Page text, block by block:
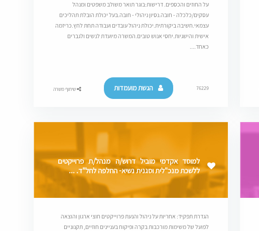
על החוזים והכספים. דרישות:בוגר תואר משולב משפטים ומנהל
עסקים/כלכלה - חובה.נסיון ניהולי - חובה.בעל יכולת הובלת תהליכים
עצמאי.חשיבה ביקורתית.יכולת ניהול עובדים ועבודה תחת לחץ.כריזמה
אישית והישגיות.יחסי אנוש טובים.המשרה מיועדת לנשים ולגברים
כאחד....
76229 הגשת מועמדות שיתוף משרה
למוסד אקדמי מוביל דרוש/ה מנהל/ת פרוייקטים
ללשכת מנכ"לית וסגנית נשיא- החלפה לחל"ד. ...
הגדרת תפקיד: אחריות על ניהול והנעת פרוייקטים חוצי ארגון והוצאה
לפועל של משימות מורכבות בקרה ופיקוח בעניינים חוזיים, תקנוניים